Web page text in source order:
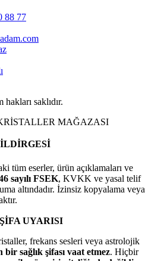
88 77
saklıdır.
MAĞAZASI
tüm eserler, ürün açıklamaları ve
sayılı FSEK, KVKK ve yasal telif
altındadır. İzinsiz kopyalama veya
UYARISI
frekans sesleri veya astrolojik
sağlık şifası vaat etmez. Hiçbir